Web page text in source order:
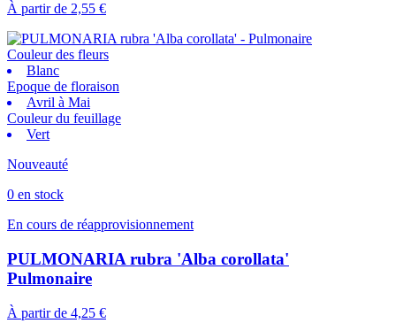
À partir de 2,55 €
Couleur des fleurs
Blanc
Epoque de floraison
Avril à Mai
Couleur du feuillage
Vert
Nouveauté
0 en stock
En cours de réapprovisionnement
PULMONARIA rubra 'Alba corollata'
Pulmonaire
À partir de 4,25 €